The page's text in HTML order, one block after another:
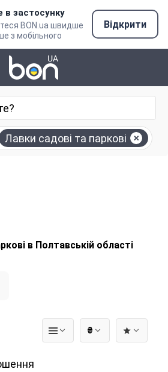
в застосунку
BON.ua швидше
з мобільного
Відкрити
Лавки садові та паркові
в Полтавській області
₴